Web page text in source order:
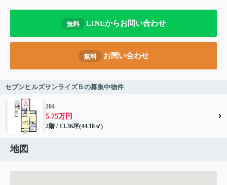
無料 LINEからお問い合わせ
無料 お問い合わせ
セブンヒルズサンライズＢの募集中物件
204
5.75万円
2階 / 13.36坪(44.18㎡)
地図